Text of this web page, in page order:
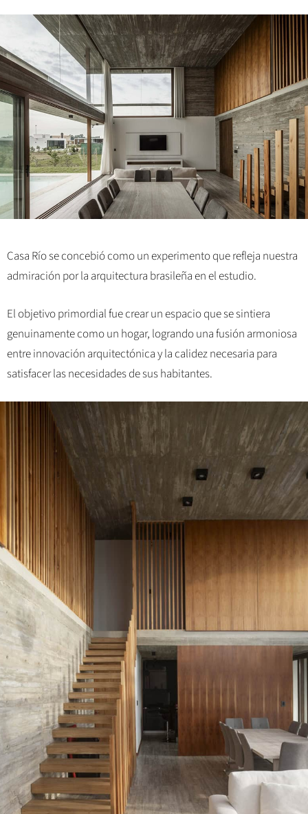
Casa Río se concebió como un experimento que refleja nuestra
admiración por la arquitectura brasileña en el estudio.
El objetivo primordial fue crear un espacio que se sintiera
genuinamente como un hogar, logrando una fusión armoniosa
entre innovación arquitectónica y la calidez necesaria para
satisfacer las necesidades de sus habitantes.